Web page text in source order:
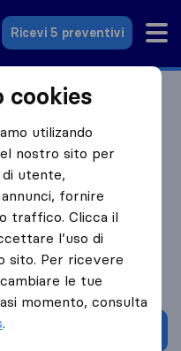
Ricevi 5 preventivi
in Italia
8
i
aziende di traslochi
cookies
utilizando
nostro sito per
utente,
fornire
traffico. Clicca il
l’uso di
sito. Per ricevere
le tue
momento, consulta
.